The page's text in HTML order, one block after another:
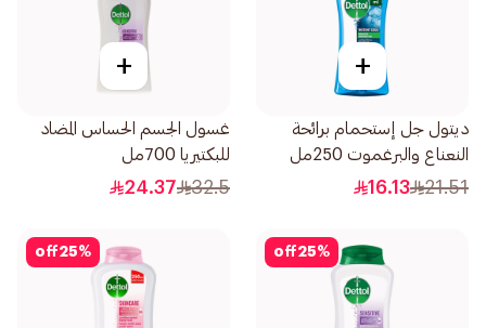
+
ديتول جل إستحمام برائحة
النعناع والبرغموت 250مل
21.51
16.13
+
غسول الجسم الحساس المضاد
للبكتيريا 700مل
32.5
24.37
25%
off
25%
off